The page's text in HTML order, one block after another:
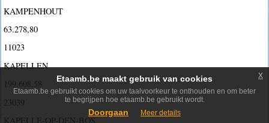
KAMPENHOUT
63.278,80
11023
KAPELLEN
199.608,58
23039
KAPELLE-OP-DEN-BOS
Etaamb.be maakt gebruik van cookies
Etaamb.be gebruikt cookies om uw taalvoorkeur te onthouden en om beter
te begrijpen hoe etaamb.be gebruikt wordt.
Doorgaan Meer details
x